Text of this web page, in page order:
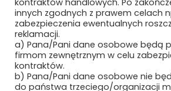
Subskrybuj, aby być na bieżąco
kontraktów handlowych. Po
innych zgodnych z prawem celach
zabezpieczenia ewentualnych
reklamacji.
a) Pana/Pani dane osobowe będą
firmom zewnętrznym w celu
kontraktów.
b) Pana/Pani dane osobowe nie
do państwa trzeciego/organizacji